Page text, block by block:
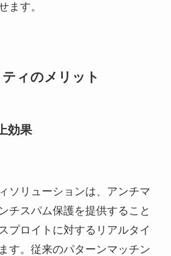
ます。
ィのメリット
効果
ソリューションは、アンチマ
チスパム保護を提供すること
プロイトに対するリアルタイ
す。従来のパターンマッチン